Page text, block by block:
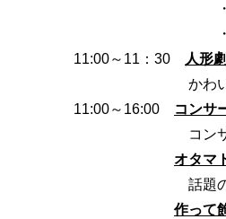
11:00～11：30
人形劇
かわ
11:00～16:00
コンサ
コン
オタマ
話題
作って